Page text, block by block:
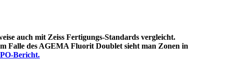
auch mit Zeiss Fertigungs-Standards vergleicht.
Falle des AGEMA Fluorit Doublet sieht man Zonen in
Bericht.